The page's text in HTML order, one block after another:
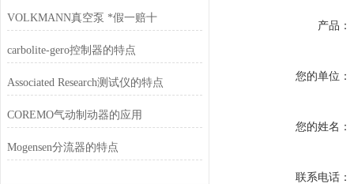
VOLKMANN真空泵 *假一赔十
carbolite-gero控制器的特点
Associated Research测试仪的特点
COREMO气动制动器的应用
Mogensen分流器的特点
产品：
您的单位：
您的姓名：
联系电话：